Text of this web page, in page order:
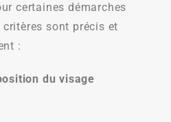
certaines démarches
sont précis et
:
du visage